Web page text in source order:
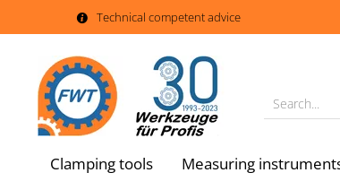
Technical competent advice
Search...
Clamping tools Measuring